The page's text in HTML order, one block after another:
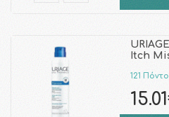
Itch
121